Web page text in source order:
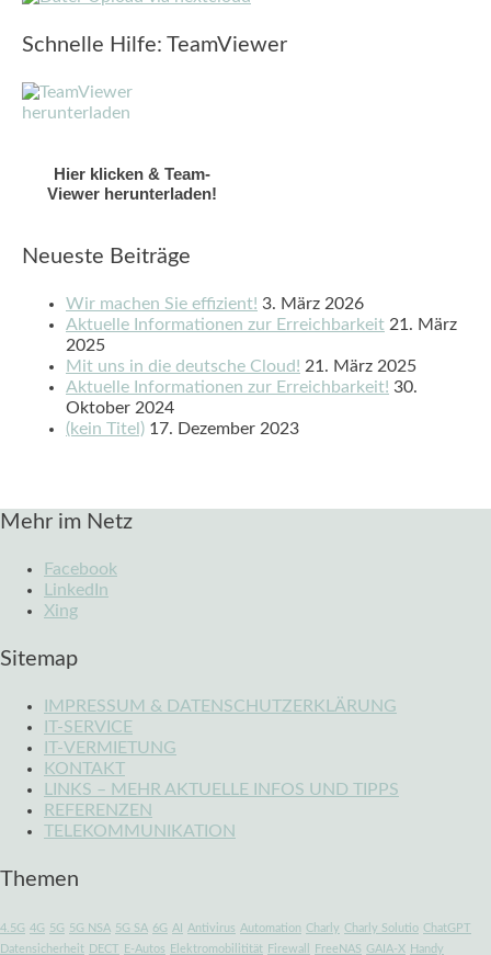
Schnelle Hilfe: TeamViewer
Hier klicken & Team-
Viewer herunterladen!
Neueste Beiträge
Wir machen Sie effizient! 3. März 2026
Aktuelle Informationen zur Erreichbarkeit 21. März
2025
Mit uns in die deutsche Cloud! 21. März 2025
Aktuelle Informationen zur Erreichbarkeit! 30.
Oktober 2024
(kein Titel) 17. Dezember 2023
Mehr im Netz
Facebook
LinkedIn
Xing
Sitemap
IMPRESSUM & DATENSCHUTZERKLÄRUNG
IT-SERVICE
IT-VERMIETUNG
KONTAKT
LINKS – MEHR AKTUELLE INFOS UND TIPPS
REFERENZEN
TELEKOMMUNIKATION
Themen
4.5G 4G 5G 5G NSA 5G SA 6G AI Antivirus Automation Charly Charly Solutio ChatGPT
Datensicherheit DECT E-Autos Elektromobilitität Firewall FreeNAS GAIA-X Handy